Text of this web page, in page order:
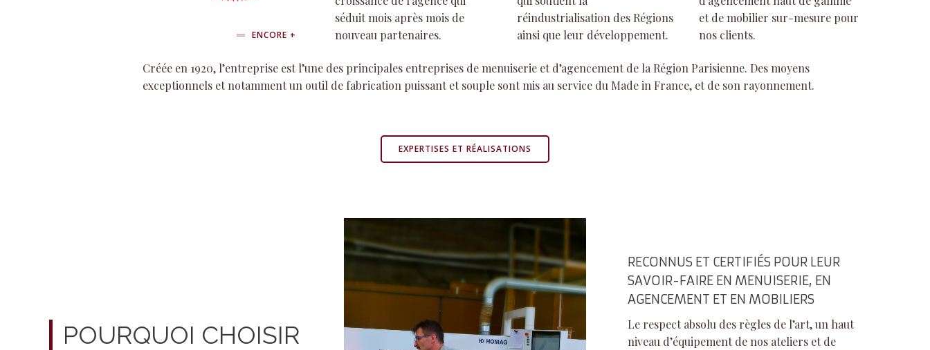
ENCORE +
séduit mois après mois de
nouveau partenaires.
réindustrialisation des Régions
ainsi que leur développement.
et de mobilier sur-mesure pour
nos clients.
Créée en 1920, l’entreprise est l’une des principales entreprises de menuiserie et d’agencement de la Région Parisienne. Des moyens
exceptionnels et notamment un outil de fabrication puissant et souple sont mis au service du Made in France, et de son rayonnement.
EXPERTISES ET RÉALISATIONS
POURQUOI CHOISIR
RECONNUS ET CERTIFIÉS POUR LEUR
SAVOIR-FAIRE EN MENUISERIE, EN
AGENCEMENT ET EN MOBILIERS
Le respect absolu des règles de l’art, un haut
niveau d’équipement de nos ateliers et de